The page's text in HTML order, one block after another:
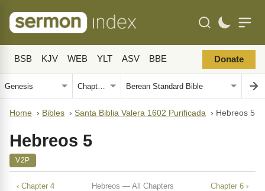
BSB KJV WEB YLT ASV BBE Donate
Home › Bibles › Santa Biblia Valera 1602 Purificada › Hebreos 5
Hebreos 5
V2P
‹ Chapter 4 Hebreos — All Chapters Chapter 6 ›